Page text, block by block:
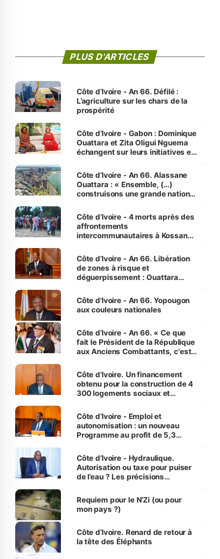
PLUS D'ARTICLES
Côte d’Ivoire - An 66. Défilé :
L’agriculture sur les chars de la
prospérité
Côte d’Ivoire - Gabon : Dominique
Ouattara et Zita Oligui Nguema
échangent sur leurs initiatives en
enfants
Côte d’Ivoire - An 66. Alassane
Ouattara : « Ensemble, (…)
construisons une grande nation
générations futures »
Côte d’Ivoire - 4 morts après des
affrontements
intercommunautaires à Kossandji
milieu des sinistrés
Côte d’Ivoire - An 66. Libération
de zones à risque et
déguerpissement : Ouattara
l'Etat de droit pour préserver les
vies humaines »
Côte d'Ivoire - An 66. Yopougon
aux couleurs nationales
Côte d’Ivoire - An 66. « Ce que
fait le Président de la République
aux Anciens Combattants, c'est
Côte d’Ivoire. Un financement
obtenu pour la construction de 4
300 logements sociaux et
et Yamoussoukro
Côte d’Ivoire - Emploi et
autonomisation : un nouveau
Programme au profit de 5,3
Côte d’Ivoire - Hydraulique.
Autorisation ou taxe pour puiser
de l’eau ? Les précisions
Requiem pour le N’Zi (ou pour
mon pays ?)
Côte d’Ivoire. Renard de retour à
la tête des Éléphants